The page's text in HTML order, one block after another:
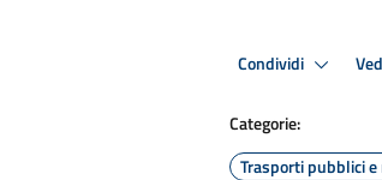
Condividi
Categorie:
Trasporti pubblici